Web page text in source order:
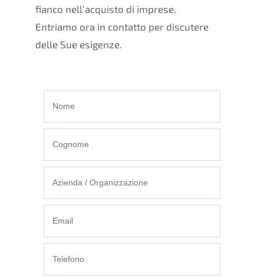
fianco nell’ac­quis­to di impre­se.
Entria­mo ora in contat­to per discu­te­re
delle Sue esigenze.